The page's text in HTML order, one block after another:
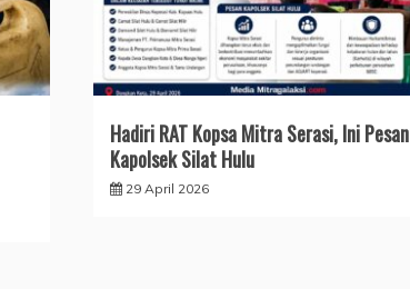
Hadiri RAT Kopsa Mitra Serasi, Ini Pesan
Kapolsek Silat Hulu
29 April 2026